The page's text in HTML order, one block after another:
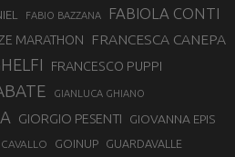
FABIO BAZZANA FABIOLA CONTI
MARATHON FRANCESCA CANEPA
FRANCESCO PUPPI
GIANLUCA GHIANO
GIORGIO PESENTI GIOVANNA EPIS
GOINUP GUARDAVALLE